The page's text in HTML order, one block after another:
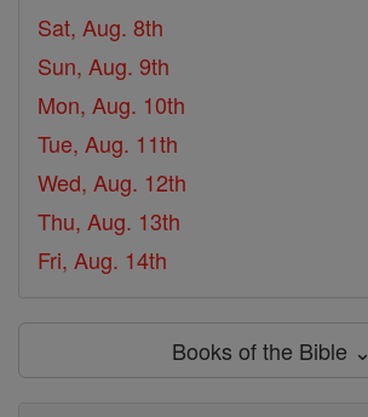
Sat, Aug. 8th
Sun, Aug. 9th
Mon, Aug. 10th
Tue, Aug. 11th
Wed, Aug. 12th
Thu, Aug. 13th
Fri, Aug. 14th
Books of the Bible ⌄